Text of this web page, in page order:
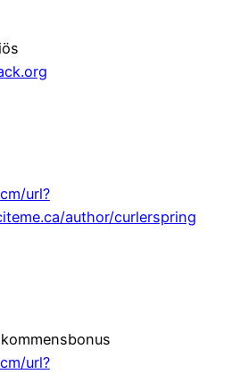
url?
author/curlerspring
url?